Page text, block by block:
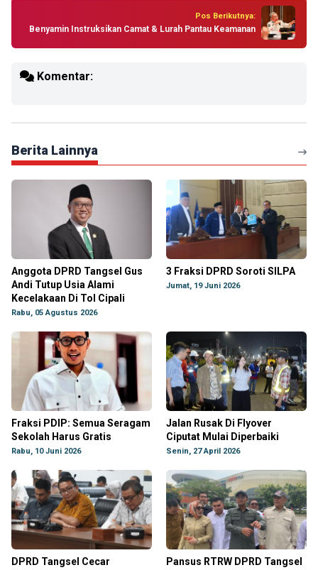
Pos Berikutnya:
Benyamin Instruksikan Camat & Lurah Pantau Keamanan
Komentar:
Berita Lainnya
Anggota DPRD Tangsel Gus
Andi Tutup Usia Alami
Kecelakaan Di Tol Cipali
Rabu, 05 Agustus 2026
3 Fraksi DPRD Soroti SILPA
Jumat, 19 Juni 2026
Fraksi PDIP: Semua Seragam
Sekolah Harus Gratis
Rabu, 10 Juni 2026
Jalan Rusak Di Flyover
Ciputat Mulai Diperbaiki
Senin, 27 April 2026
DPRD Tangsel Cecar
Pansus RTRW DPRD Tangsel